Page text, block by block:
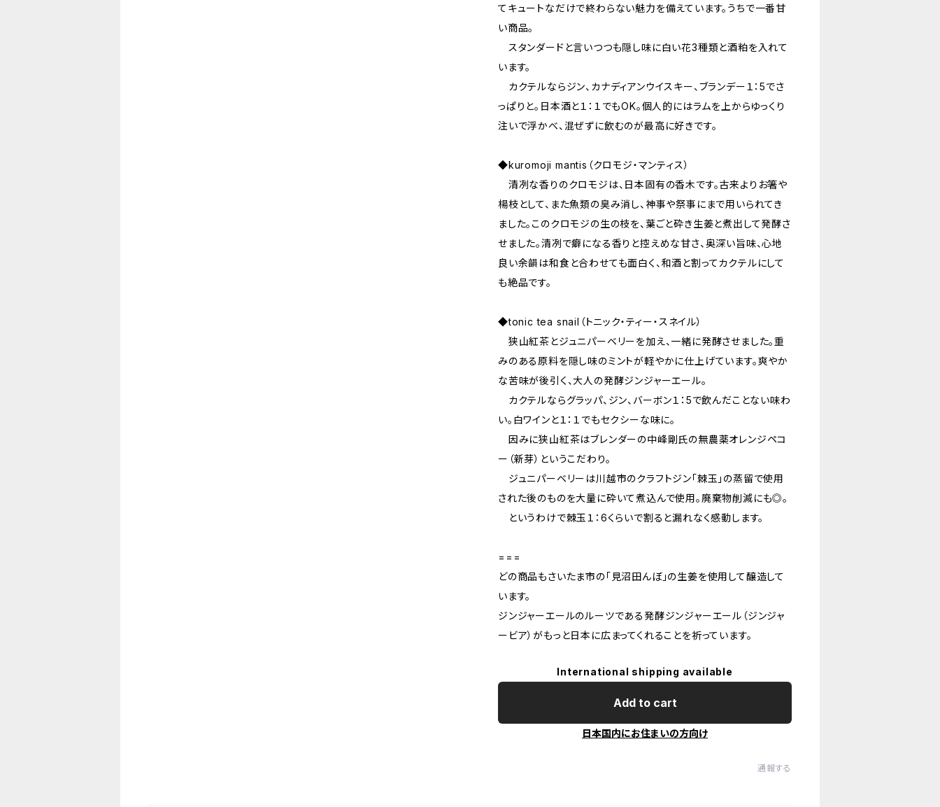
てキュートなだけで終わらない魅力を備えています。うちで一番甘
い商品。
スタンダードと言いつつも隠し味に白い花3種類と酒粕を入れて
います。
カクテルならジン、カナディアンウイスキー、ブランデー１：5でさ
っぱりと。日本酒と１：１でもOK。個人的にはラムを上からゆっくり
注いで浮かべ、混ぜずに飲むのが最高に好きです。
◆kuromoji mantis（クロモジ・マンティス）
清冽な香りのクロモジは、日本固有の香木です。古来よりお箸や
楊枝として、また魚類の臭み消し、神事や祭事にまで用いられてき
ました。このクロモジの生の枝を、葉ごと砕き生姜と煮出して発酵さ
せました。清冽で癖になる香りと控えめな甘さ、奥深い旨味、心地
良い余韻は和食と合わせても面白く、和酒と割ってカクテルにして
も絶品です。
◆tonic tea snail（トニック・ティー・スネイル）
狭山紅茶とジュニパーベリーを加え、一緒に発酵させました。重
みのある原料を隠し味のミントが軽やかに仕上げています。爽やか
な苦味が後引く、大人の発酵ジンジャーエール。
カクテルならグラッパ、ジン、バーボン１：5で飲んだことない味わ
い。白ワインと１：１でもセクシーな味に。
因みに狭山紅茶はブレンダーの中峰剛氏の無農薬オレンジペコ
ー（新芽）というこだわり。
ジュニパーベリーは川越市のクラフトジン「棘玉」の蒸留で使用
された後のものを大量に砕いて煮込んで使用。廃棄物削減にも◎。
というわけで棘玉１：6くらいで割ると漏れなく感動します。
===
どの商品もさいたま市の「見沼田んぼ」の生姜を使用して醸造して
います。
ジンジャーエールのルーツである発酵ジンジャーエール（ジンジャ
ービア）がもっと日本に広まってくれることを祈っています。
International shipping available
Add to cart
日本国内にお住まいの方向け
通報する